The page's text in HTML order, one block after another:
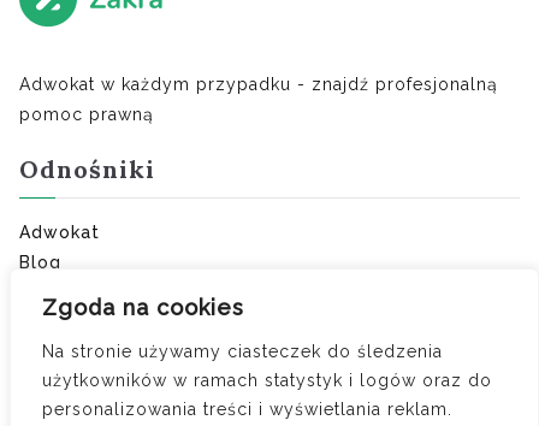
Zgoda na cookies
Na stronie używamy ciasteczek do śledzenia
użytkowników w ramach statystyk i logów oraz do
personalizowania treści i wyświetlania reklam.
Adwokat w każdym przypadku - znajdź profesjonalną
pomoc prawną
Odnośniki
Adwokat
Blog
Ostatnie porady:
Umowa o zakazie konkurencji — kiedy obowiązuje i
ile wynosi odszkodowanie
Czy zdrada to jedyny powód do orzeczenia